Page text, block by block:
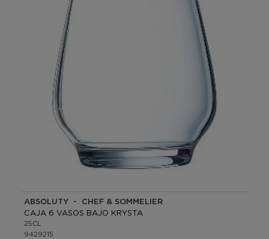
ABSOLUTY - CHEF & SOMMELIER
CAJA 6 VASOS BAJO KRYSTA
25CL
9429215